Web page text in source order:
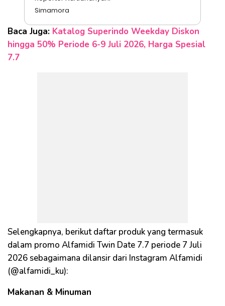
Simamora
Baca Juga: Katalog Superindo Weekday Diskon
hingga 50% Periode 6-9 Juli 2026, Harga Spesial
7.7
Selengkapnya, berikut daftar produk yang termasuk
dalam promo Alfamidi Twin Date 7.7 periode 7 Juli
2026 sebagaimana dilansir dari Instagram Alfamidi
(@alfamidi_ku):
Makanan & Minuman